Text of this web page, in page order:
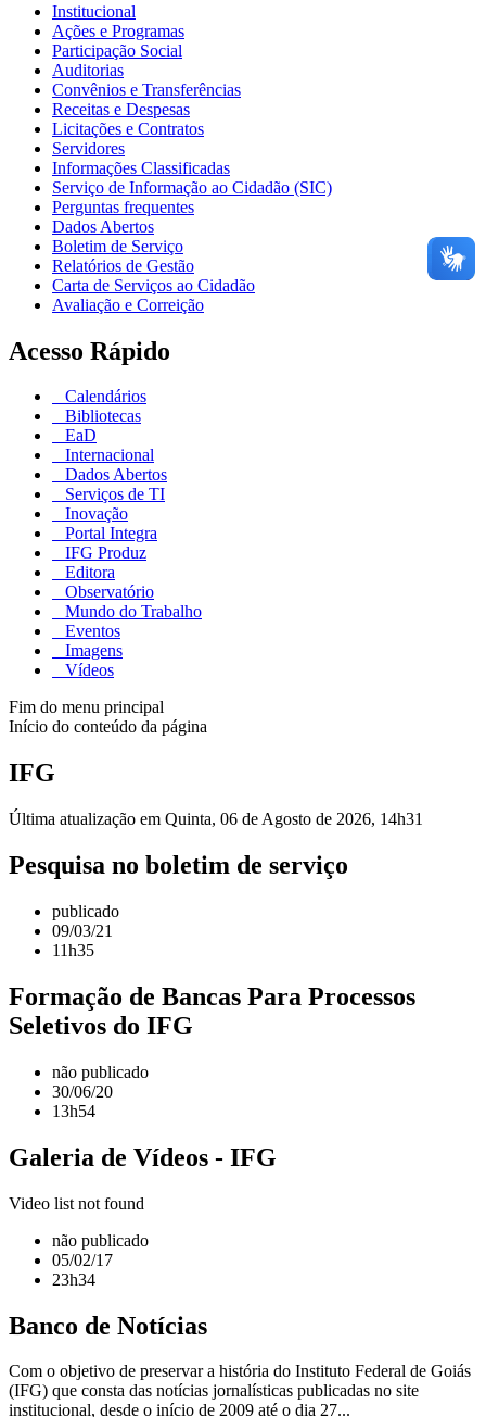
Institucional
Ações e Programas
Participação Social
Auditorias
Convênios e Transferências
Receitas e Despesas
Licitações e Contratos
Servidores
Informações Classificadas
Serviço de Informação ao Cidadão (SIC)
Perguntas frequentes
Dados Abertos
Boletim de Serviço
Relatórios de Gestão
Carta de Serviços ao Cidadão
Avaliação e Correição
Acesso Rápido
Calendários
Bibliotecas
EaD
Internacional
Dados Abertos
Serviços de TI
Inovação
Portal Integra
IFG Produz
Editora
Observatório
Mundo do Trabalho
Eventos
Imagens
Vídeos
Fim do menu principal
Início do conteúdo da página
IFG
Última atualização em Quinta, 06 de Agosto de 2026, 14h31
Pesquisa no boletim de serviço
publicado
09/03/21
11h35
Formação de Bancas Para Processos
Seletivos do IFG
não publicado
30/06/20
13h54
Galeria de Vídeos - IFG
Video list not found
não publicado
05/02/17
23h34
Banco de Notícias
Com o objetivo de preservar a história do Instituto Federal de Goiás
(IFG) que consta das notícias jornalísticas publicadas no site
institucional, desde o início de 2009 até o dia 27...